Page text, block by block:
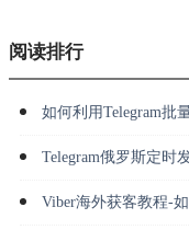
阅读排行
如何利用Telegram批
Telegram俄罗斯定时发
Viber海外获客教程-